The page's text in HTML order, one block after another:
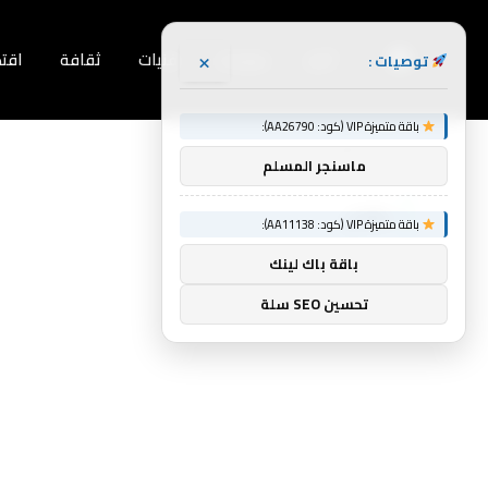
فنيات ثقافة
Home
»طفل
طفل
توصيات : ×
باقة متميزة VIP (كود: AA26790):
ماسنجر المسلم
باقة متميزة VIP (كود: AA11138):
باقة باك لينك
تحسين SEO سلة